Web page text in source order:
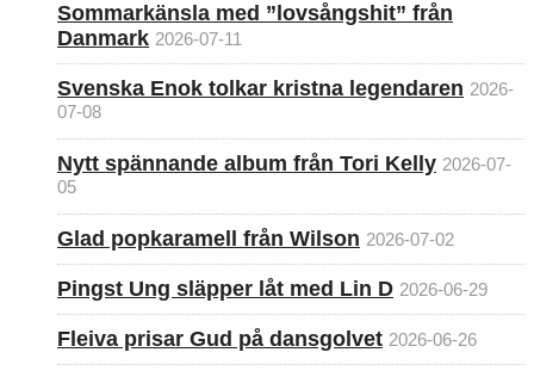
Sommarkänsla med ”lovsångshit” från
Danmark 2026-07-11
Svenska Enok tolkar kristna legendaren 2026-
07-08
Nytt spännande album från Tori Kelly 2026-07-
05
Glad popkaramell från Wilson 2026-07-02
Pingst Ung släpper låt med Lin D 2026-06-29
Fleiva prisar Gud på dansgolvet 2026-06-26